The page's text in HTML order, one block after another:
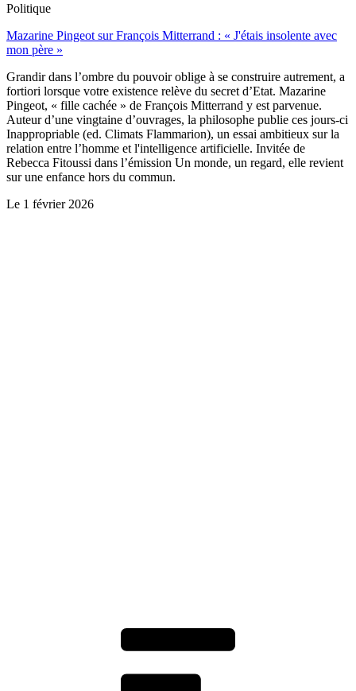
Politique
Mazarine Pingeot sur François Mitterrand : « J'étais insolente avec
mon père »
Grandir dans l’ombre du pouvoir oblige à se construire autrement, a
fortiori lorsque votre existence relève du secret d’Etat. Mazarine
Pingeot, « fille cachée » de François Mitterrand y est parvenue.
Auteur d’une vingtaine d’ouvrages, la philosophe publie ces jours-ci
Inappropriable (ed. Climats Flammarion), un essai ambitieux sur la
relation entre l’homme et l'intelligence artificielle. Invitée de
Rebecca Fitoussi dans l’émission Un monde, un regard, elle revient
sur une enfance hors du commun.
Le 1 février 2026